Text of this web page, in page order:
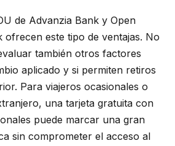
de Advanzia Bank y Open
ofrecen este tipo de ventajas. No
también otros factores
aplicado y si permiten retiros
Para viajeros ocasionales o
una tarjeta gratuita con
puede marcar una gran
sin comprometer el acceso al